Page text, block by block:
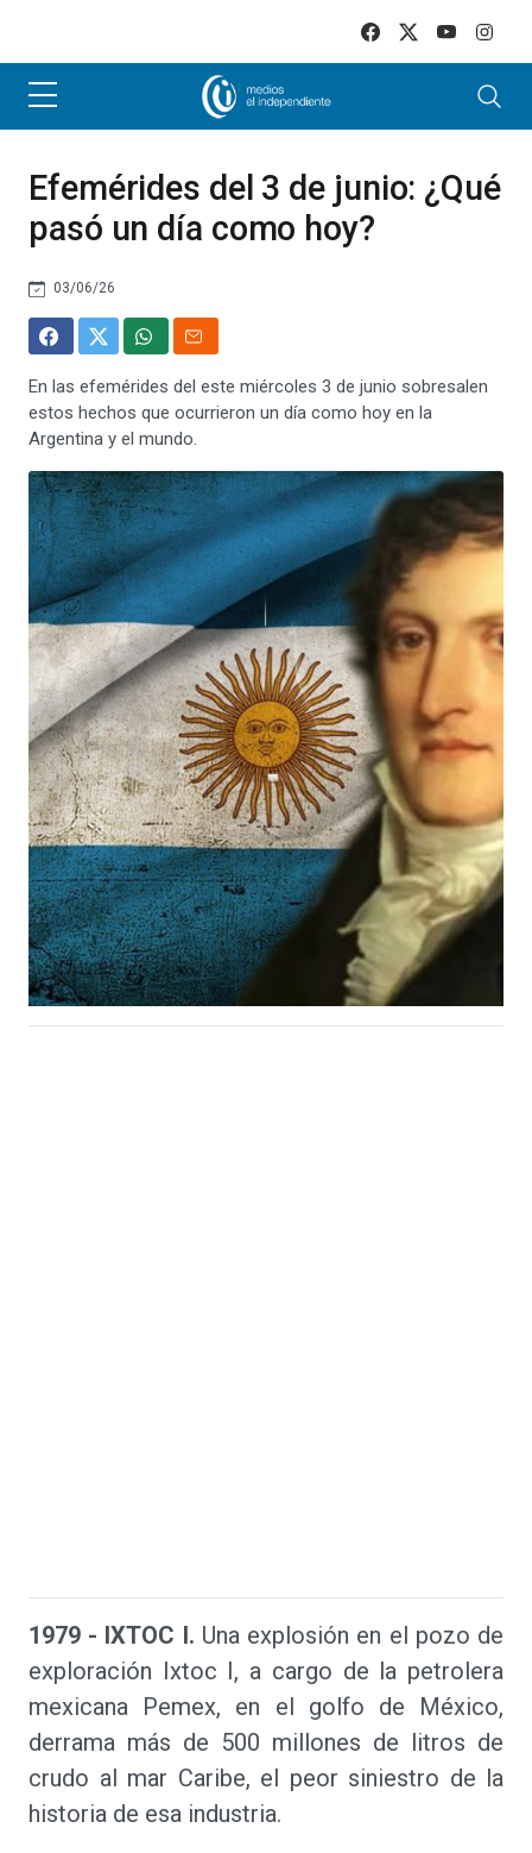
Efemérides del 3 de junio: ¿Qué
pasó un día como hoy?
03/06/26
En las efemérides del este miércoles 3 de junio sobresalen
estos hechos que ocurrieron un día como hoy en la
Argentina y el mundo.
1979 - IXTOC I. Una explosión en el pozo de
exploración Ixtoc I, a cargo de la petrolera
mexicana Pemex, en el golfo de México,
derrama más de 500 millones de litros de
crudo al mar Caribe, el peor siniestro de la
historia de esa industria.